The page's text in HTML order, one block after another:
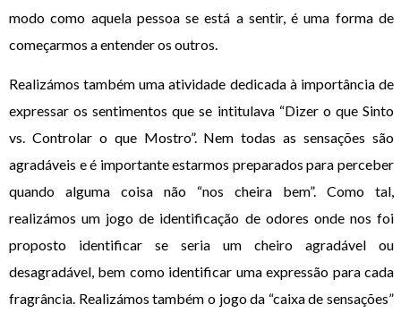
modo como aquela pessoa se está a sentir, é uma forma de
começarmos a entender os outros.
Realizámos também uma atividade dedicada à importância de
expressar os sentimentos que se intitulava “Dizer o que Sinto
vs. Controlar o que Mostro”. Nem todas as sensações são
agradáveis e é importante estarmos preparados para perceber
quando alguma coisa não “nos cheira bem”. Como tal,
realizámos um jogo de identificação de odores onde nos foi
proposto identificar se seria um cheiro agradável ou
desagradável, bem como identificar uma expressão para cada
fragrância. Realizámos também o jogo da “caixa de sensações”